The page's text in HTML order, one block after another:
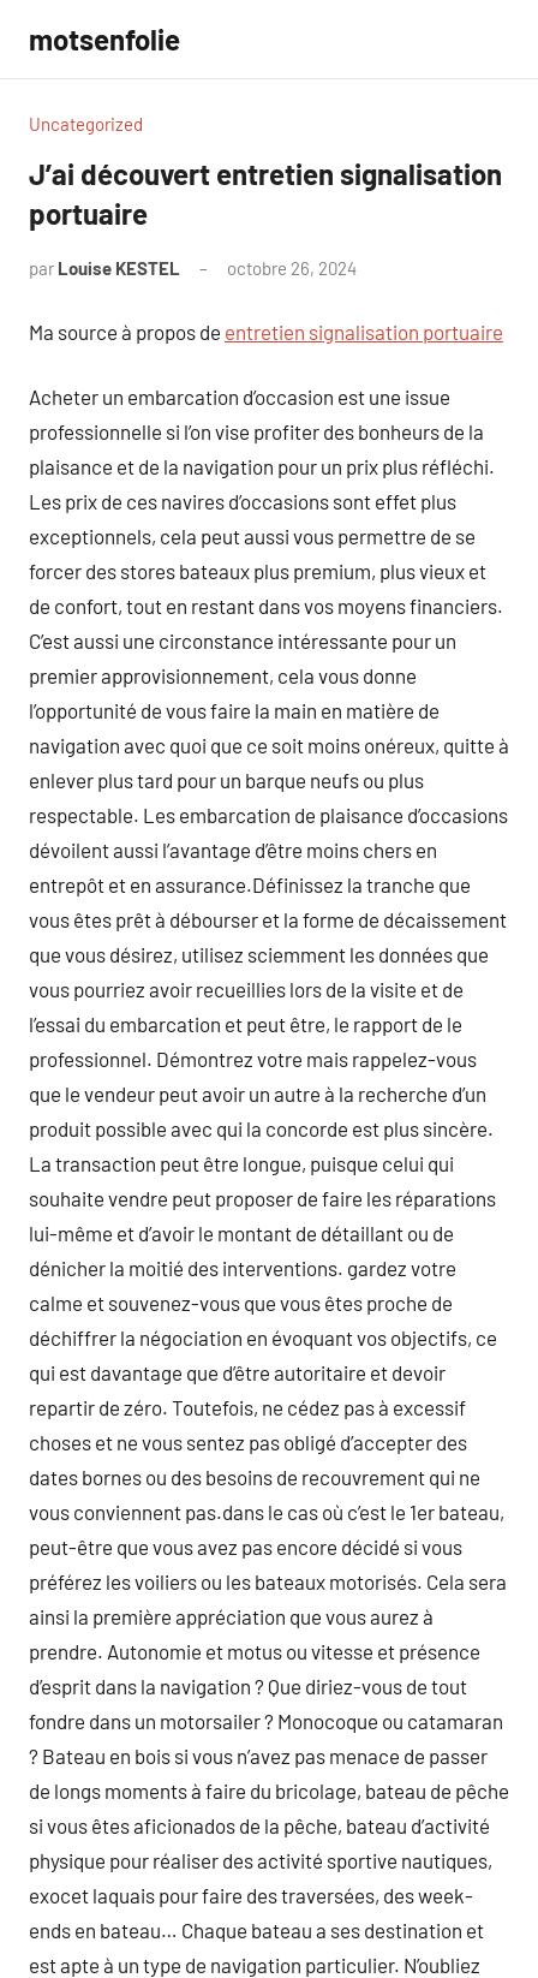
contenu
motsenfolie
Uncategorized
J’ai découvert entretien signalisation
portuaire
par Louise KESTEL octobre 26, 2024
Ma source à propos de entretien signalisation portuaire
Acheter un embarcation d’occasion est une issue
professionnelle si l’on vise profiter des bonheurs de la
plaisance et de la navigation pour un prix plus réfléchi.
Les prix de ces navires d’occasions sont effet plus
exceptionnels, cela peut aussi vous permettre de se
forcer des stores bateaux plus premium, plus vieux et
de confort, tout en restant dans vos moyens financiers.
C’est aussi une circonstance intéressante pour un
premier approvisionnement, cela vous donne
l’opportunité de vous faire la main en matière de
navigation avec quoi que ce soit moins onéreux, quitte à
enlever plus tard pour un barque neufs ou plus
respectable. Les embarcation de plaisance d’occasions
dévoilent aussi l’avantage d’être moins chers en
entrepôt et en assurance.Définissez la tranche que
vous êtes prêt à débourser et la forme de décaissement
que vous désirez, utilisez sciemment les données que
vous pourriez avoir recueillies lors de la visite et de
l’essai du embarcation et peut être, le rapport de le
professionnel. Démontrez votre mais rappelez-vous
que le vendeur peut avoir un autre à la recherche d’un
produit possible avec qui la concorde est plus sincère.
La transaction peut être longue, puisque celui qui
souhaite vendre peut proposer de faire les réparations
lui-même et d’avoir le montant de détaillant ou de
dénicher la moitié des interventions. gardez votre
calme et souvenez-vous que vous êtes proche de
déchiffrer la négociation en évoquant vos objectifs, ce
qui est davantage que d’être autoritaire et devoir
repartir de zéro. Toutefois, ne cédez pas à excessif
choses et ne vous sentez pas obligé d’accepter des
dates bornes ou des besoins de recouvrement qui ne
vous conviennent pas.dans le cas où c’est le 1er bateau,
peut-être que vous avez pas encore décidé si vous
préférez les voiliers ou les bateaux motorisés. Cela sera
ainsi la première appréciation que vous aurez à
prendre. Autonomie et motus ou vitesse et présence
d’esprit dans la navigation ? Que diriez-vous de tout
fondre dans un motorsailer ? Monocoque ou catamaran
? Bateau en bois si vous n’avez pas menace de passer
de longs moments à faire du bricolage, bateau de pêche
si vous êtes aficionados de la pêche, bateau d’activité
physique pour réaliser des activité sportive nautiques,
exocet laquais pour faire des traversées, des week-
ends en bateau… Chaque bateau a ses destination et
est apte à un type de navigation particulier. N’oubliez